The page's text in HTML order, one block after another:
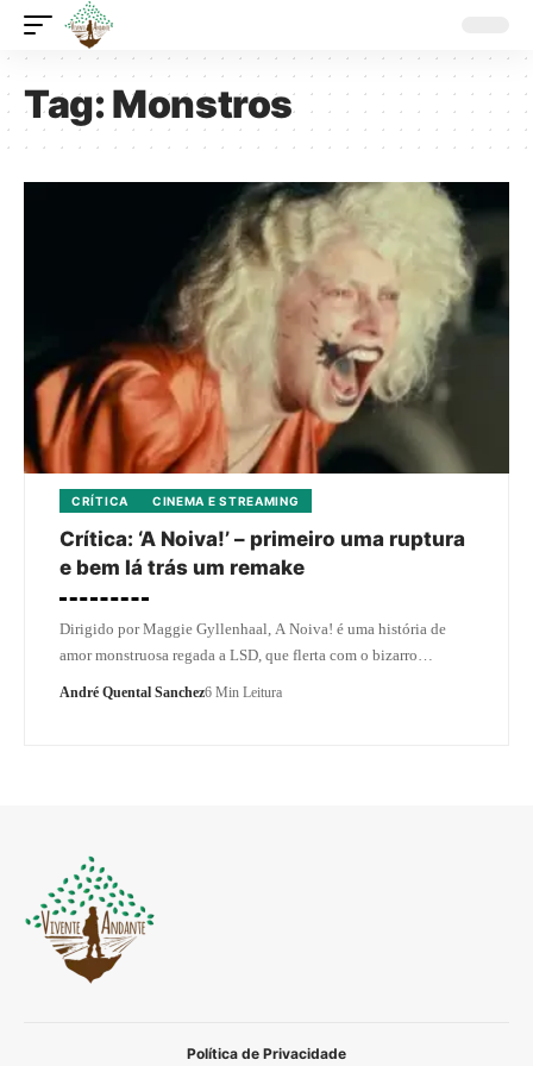
Tag:Monstros
CRÍTICA CINEMA E STREAMING
Crítica: ‘A Noiva!’ – primeiro uma ruptura
e bem lá trás um remake
Dirigido por Maggie Gyllenhaal, A Noiva! é uma história de
amor monstruosa regada a LSD, que flerta com o bizarro…
André Quental Sanchez6 Min Leitura
Política de Privacidade